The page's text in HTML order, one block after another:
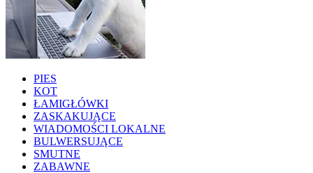
PIES
KOT
ŁAMIGŁÓWKI
ZASKAKUJĄCE
WIADOMOŚCI LOKALNE
BULWERSUJĄCE
SMUTNE
ZABAWNE